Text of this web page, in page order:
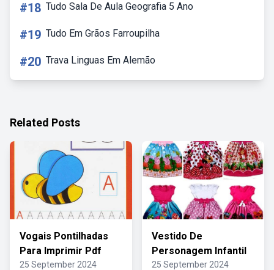
#18 Tudo Sala De Aula Geografia 5 Ano
#19 Tudo Em Grãos Farroupilha
#20 Trava Linguas Em Alemão
Related Posts
Vogais Pontilhadas
Para Imprimir Pdf
25 September 2024
Vestido De
Personagem Infantil
25 September 2024